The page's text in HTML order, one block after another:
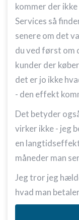
kommer der
Services så
senere om det
du ved først om
kunder der
det er jo ikke
- den effekt
Det betyder
virker ikke - jeg
en
måneder man
Jeg tror jeg
hvad man